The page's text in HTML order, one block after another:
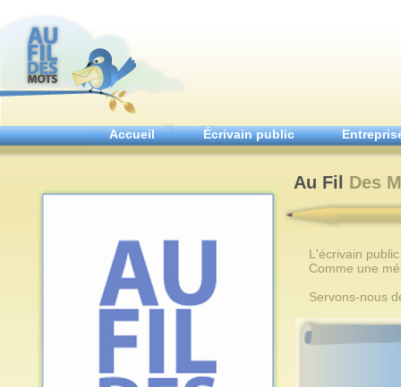
Accueil Écrivain public
Au Fil Des
L'écrivain
Comme une
Servons-nous